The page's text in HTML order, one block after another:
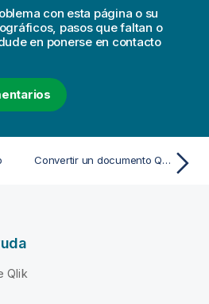
con esta página o su
pasos que faltan o
en ponerse en contacto
Convertir un documento QlikView en una app Qlik Sense
Qlik